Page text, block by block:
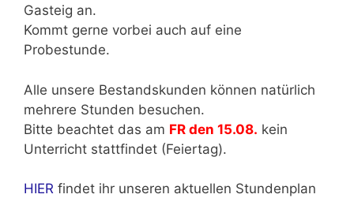
Gasteig an.
Kommt gerne vorbei auch auf eine
Probestunde.
Alle unsere Bestandskunden können natürlich
mehrere Stunden besuchen.
Bitte beachtet das am FR den 15.08. kein
Unterricht stattfindet (Feiertag).
HIER findet ihr unseren aktuellen Stundenplan